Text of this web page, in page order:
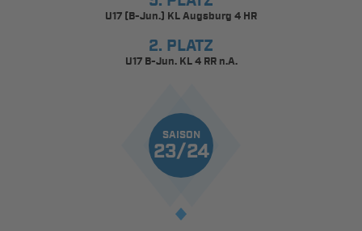
U17 (B-Jun.) KL Augsburg 4 HR
2. PLATZ
U17 B-Jun. KL 4 RR n.A.
SAISON
23/24